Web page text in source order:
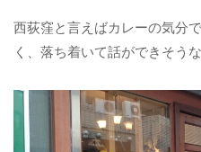
西荻窪と言えばカレーの気分
く、落ち着いて話ができそう